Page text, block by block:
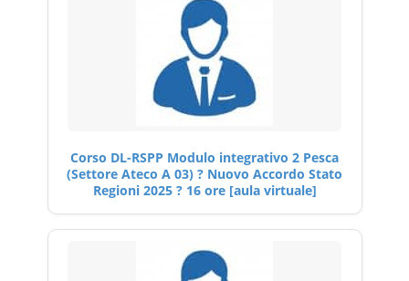
Corso DL-RSPP Modulo integrativo 2 Pesca
(Settore Ateco A 03) ? Nuovo Accordo Stato
Regioni 2025 ? 16 ore [aula virtuale]